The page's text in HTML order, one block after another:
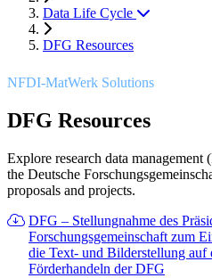
Data Life Cycle
DFG Resources
NFDI-MatWerk Solutions
DFG Resources
Explore research data
the Deutsche
proposals and projects.
DFG – Stellungnahme des
Forschungsgemeinschaft zum
die Text- und Bilderstellung auf
Förderhandeln der DFG